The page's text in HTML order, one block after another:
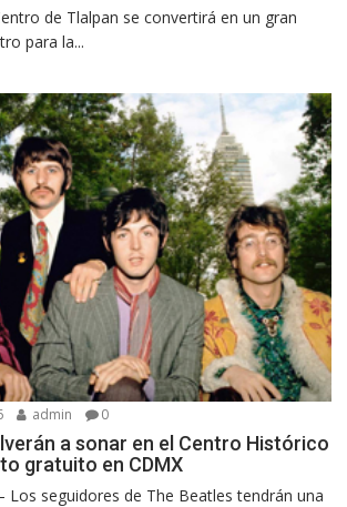
de Tlalpan se convertirá en un gran
para la...
admin 0
a sonar en el Centro Histórico
gratuito en CDMX
Los seguidores de The Beatles tendrán una